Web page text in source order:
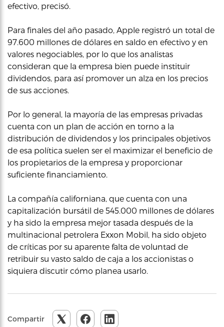
efectivo, precisó.
Para finales del año pasado, Apple registró un total de
97.600 millones de dólares en saldo en efectivo y en
valores negociables, por lo que los analistas
consideran que la empresa bien puede instituir
dividendos, para así promover un alza en los precios
de sus acciones.
Por lo general, la mayoría de las empresas privadas
cuenta con un plan de acción en torno a la
distribución de dividendos y los principales objetivos
de esa política suelen ser el maximizar el beneficio de
los propietarios de la empresa y proporcionar
suficiente financiamiento.
La compañía californiana, que cuenta con una
capitalización bursátil de 545.000 millones de dólares
y ha sido la empresa mejor tasada después de la
multinacional petrolera Exxon Mobil, ha sido objeto
de críticas por su aparente falta de voluntad de
retribuir su vasto saldo de caja a los accionistas o
siquiera discutir cómo planea usarlo.
Compartir